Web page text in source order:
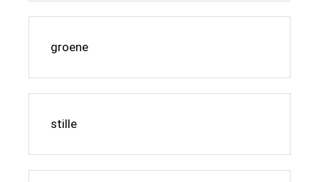
groene
stille